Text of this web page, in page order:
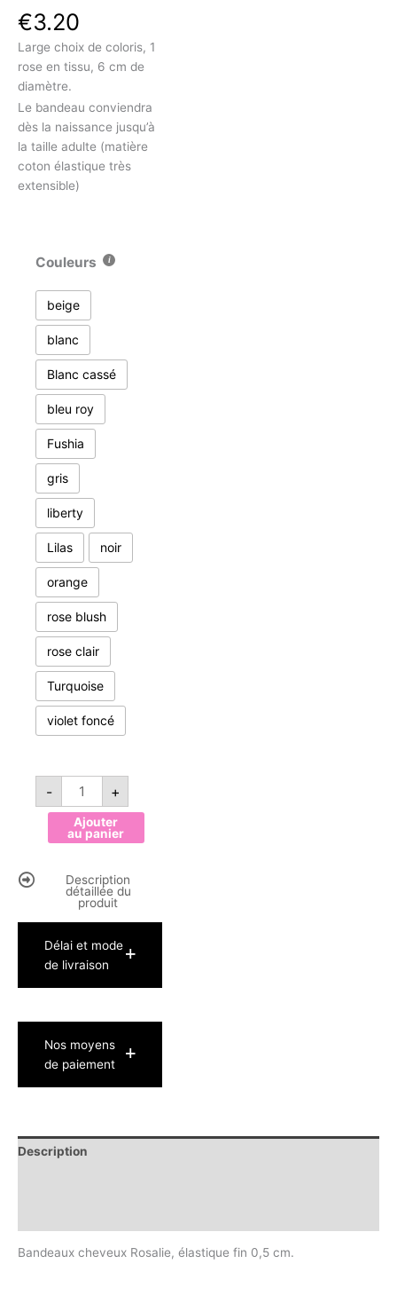
€3.20
Large choix de coloris, 1
rose en tissu, 6 cm de
diamètre.
Le bandeau conviendra
dès la naissance jusqu’à
la taille adulte (matière
coton élastique très
extensible)
Couleurs
beige
blanc
Blanc cassé
bleu roy
Fushia
gris
liberty
Lilas noir
orange
rose blush
rose clair
Turquoise
violet foncé
-
quantité
Bandeaux
modèle
Rosalie
bandeau
+
Ajouter
au panier
Description
détaillée du
produit
Délai et mode
de livraison
Nos moyens
de paiement
Description
Bandeaux cheveux Rosalie, élastique fin 0,5 cm.